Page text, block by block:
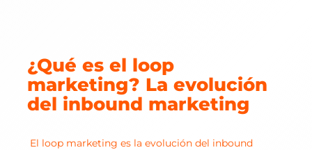
¿Qué es el loop
marketing? La evolución
del inbound marketing
El loop marketing es la evolución del inbound